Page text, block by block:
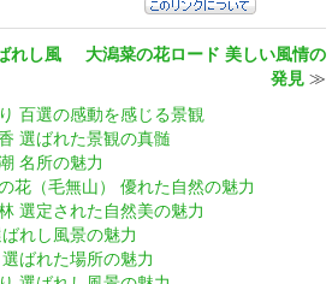
れし風
大潟菜の花ロード 美しい風情の
発見 ≫
百選の感動を感じる景観
選ばれた景観の真髄
名所の魅力
花（毛無山） 優れた自然の魅力
選定された自然美の魅力
れし風景の魅力
ばれた場所の魅力